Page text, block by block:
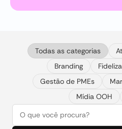
Todas as categorias
Branding
Gestão de PMEs
Mídia OOH